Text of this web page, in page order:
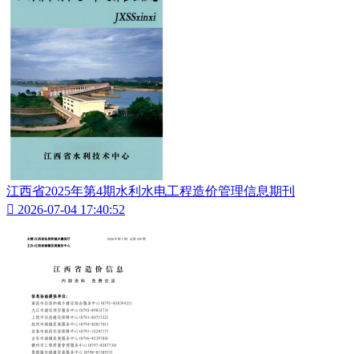
江西省2025年第4期水利水电工程造价管理信息期刊
 2026-07-04 17:40:52